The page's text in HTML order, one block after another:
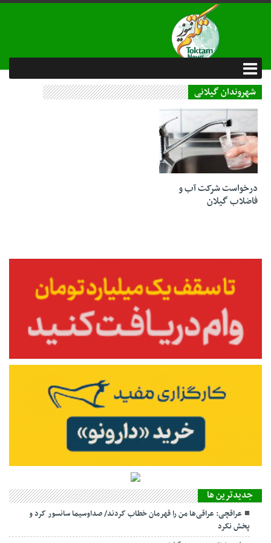
شهروندان گیلانی
26 تیر 1403
درخواست شرکت آب و
فاضلاب گیلان
جديدترين ها
عراقچی: عراقی‌ها من را قهرمان خطاب کردند/ صداوسیما سانسور کرد و
پخش نکرد